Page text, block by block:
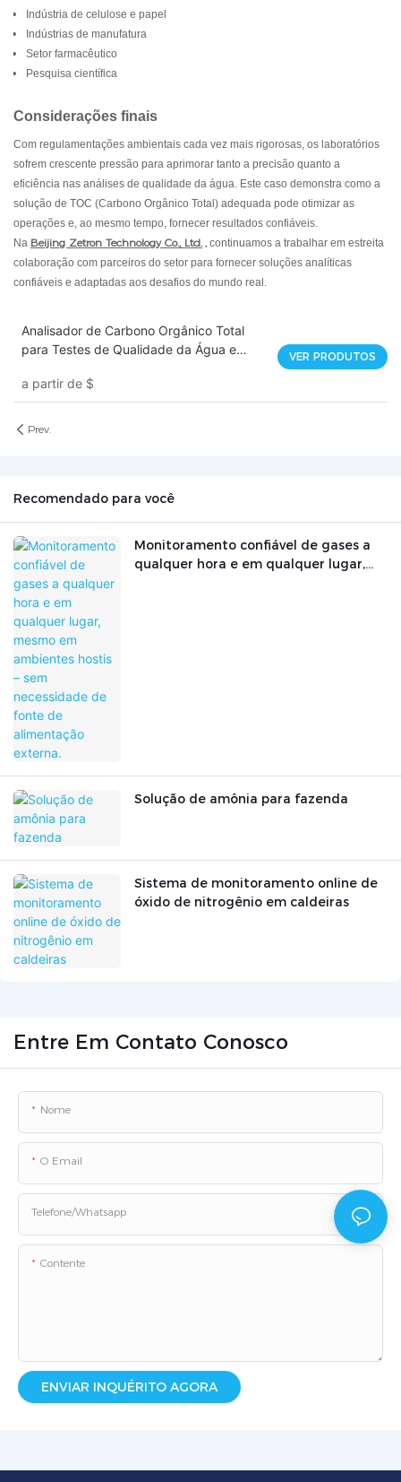
Indústria de celulose e papel
Indústrias de manufatura
Setor farmacêutico
Pesquisa científica
Considerações finais
Com regulamentações ambientais cada vez mais rigorosas, os laboratórios
sofrem crescente pressão para aprimorar tanto a precisão quanto a
eficiência nas análises de qualidade da água. Este caso demonstra como a
solução de TOC (Carbono Orgânico Total) adequada pode otimizar as
operações e, ao mesmo tempo, fornecer resultados confiáveis.
Na Beijing Zetron Technology Co., Ltd. ,continuamos a trabalhar em estreita
colaboração com parceiros do setor para fornecer soluções analíticas
confiáveis ​​e adaptadas aos desafios do mundo real.
Analisador de Carbono Orgânico Total
para Testes de Qualidade da Água e
a partir de $
VER PRODUTOS
Prev.
Recomendado para você
Monitoramento confiável de gases a
qualquer hora e em qualquer lugar,
Solução de amônia para fazenda
Sistema de monitoramento online de
óxido de nitrogênio em caldeiras
Entre Em Contato Conosco
Nome
O Email
Telefone/whatsapp
Contente
ENVIAR INQUÉRITO AGORA